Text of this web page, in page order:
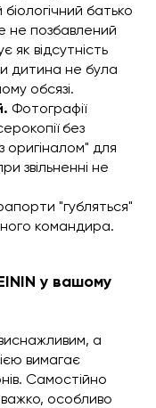
батько
не позбавлений
як відсутність
дитина не була
обсязі.
Фотографії
без
оригіналом" для
звільненні не
"губляться"
командира.
у вашому
а
вимагає
Самостійно
особливо